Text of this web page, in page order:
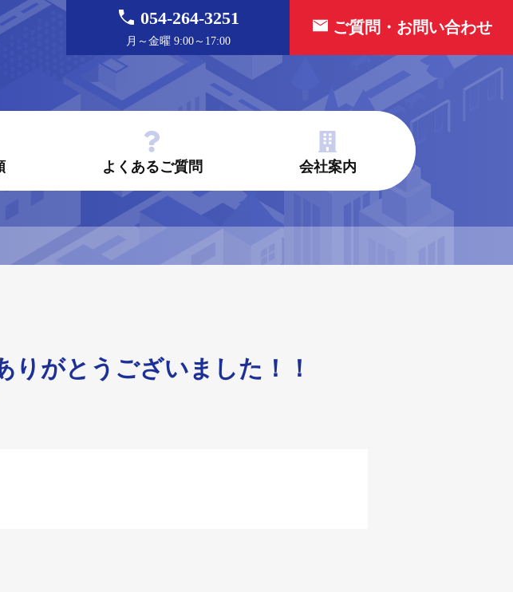
054-264-3251
月～金曜 9:00～17:00
ご質問・お問い合わせ
よくあるご質問 会社案内
りがとうございました！！